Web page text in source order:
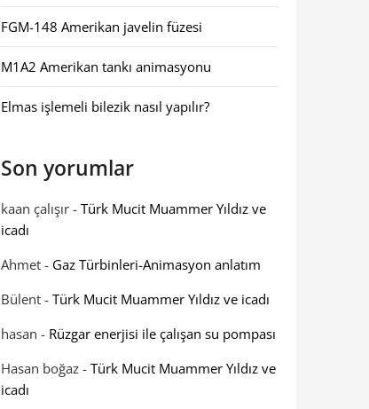
FGM-148 Amerikan javelin füzesi
M1A2 Amerikan tankı animasyonu
Elmas işlemeli bilezik nasıl yapılır?
Son yorumlar
kaan çalışır- Türk Mucit Muammer Yıldız ve
icadı
Ahmet- Gaz Türbinleri-Animasyon anlatım
Bülent- Türk Mucit Muammer Yıldız ve icadı
hasan - Rüzgar enerjisi ile çalışan su pompası
Hasan boğaz- Türk Mucit Muammer Yıldız ve
icadı